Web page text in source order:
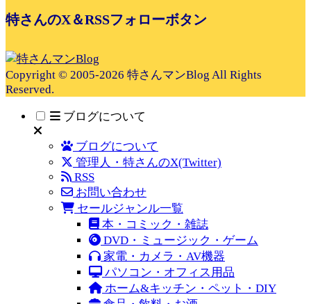
特さんのX＆RSSフォローボタン
Copyright © 2005-2026 特さんマンBlog All Rights
Reserved.
ブログについて
ブログについて
管理人・特さんのX(Twitter)
RSS
お問い合わせ
セールジャンル一覧
本・コミック・雑誌
DVD・ミュージック・ゲーム
家電・カメラ・AV機器
パソコン・オフィス用品
ホーム&キッチン・ペット・DIY